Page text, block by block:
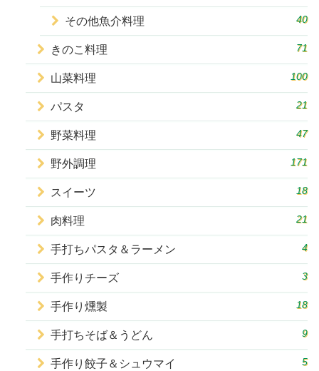
その他魚介料理 40
きのこ料理 71
山菜料理 100
パスタ 21
野菜料理 47
野外調理 171
スイーツ 18
肉料理 21
手打ちパスタ＆ラーメン 4
手作りチーズ 3
手作り燻製 18
手打ちそば＆うどん 9
手作り餃子＆シュウマイ 5